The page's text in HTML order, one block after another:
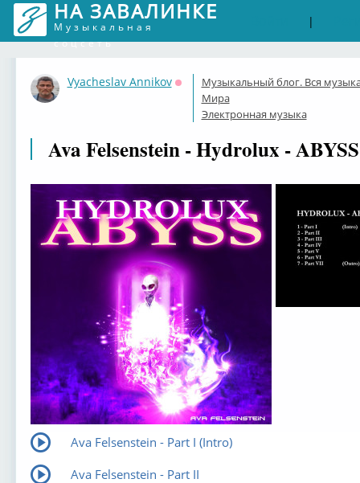
НА ЗАВАЛИНКЕ
Музыкальная
соцсеть
|
Vyacheslav Annikov
Оффлайн
Музыкальный блог. Вся
Мира
Электронная музыка
Ava Felsenstein - Hydrolux -
Ava Felsenstein - Part I (Intro)
Ava Felsenstein - Part II